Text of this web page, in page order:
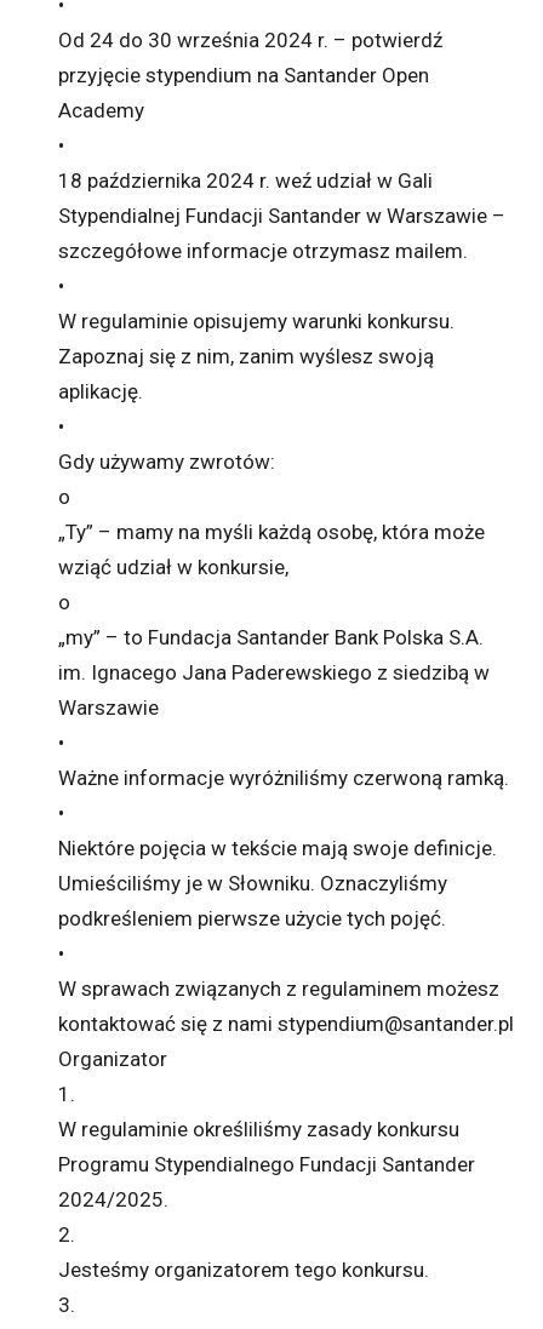
Od 24 do 30 września 2024 r. – potwierdź
przyjęcie stypendium na Santander Open
Academy
•
18 października 2024 r. weź udział w Gali
Stypendialnej Fundacji Santander w Warszawie –
szczegółowe informacje otrzymasz mailem.
•
W regulaminie opisujemy warunki konkursu.
Zapoznaj się z nim, zanim wyślesz swoją
aplikację.
•
Gdy używamy zwrotów:
o
„Ty” – mamy na myśli każdą osobę, która może
wziąć udział w konkursie,
o
„my” – to Fundacja Santander Bank Polska S.A.
im. Ignacego Jana Paderewskiego z siedzibą w
Warszawie
•
Ważne informacje wyróżniliśmy czerwoną ramką.
•
Niektóre pojęcia w tekście mają swoje definicje.
Umieściliśmy je w Słowniku. Oznaczyliśmy
podkreśleniem pierwsze użycie tych pojęć.
•
W sprawach związanych z regulaminem możesz
kontaktować się z nami stypendium@santander.pl
Organizator
1.
W regulaminie określiliśmy zasady konkursu
Programu Stypendialnego Fundacji Santander
2024/2025.
2.
Jesteśmy organizatorem tego konkursu.
3.